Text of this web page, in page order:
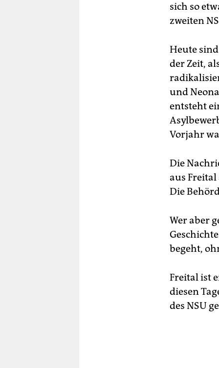
sich so
zweiten
Heute
der Zeit,
und
entsteht
Vorjahr
Die
aus
Die
Wer aber
begeht,
Freital ist
diesen
des NSU